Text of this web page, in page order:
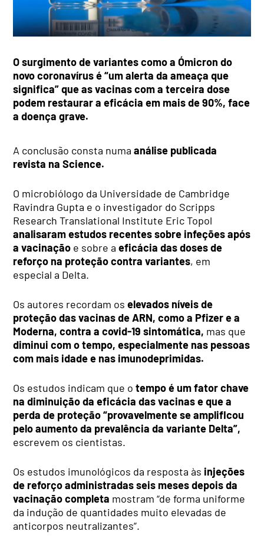
O surgimento de variantes como a Ómicron do
novo coronavírus é “um alerta da ameaça que
significa” que as vacinas com a terceira dose
podem restaurar a eficácia em mais de 90%, face
a doença grave.
A conclusão consta numaanálise publicada
revista na Science.
O microbiólogo da Universidade de Cambridge
Ravindra Gupta e o investigador do Scripps
Research Translational Institute Eric Topol
analisaram estudos recentes sobre infeções após
a vacinação e sobre aeficácia das doses de
reforço na proteção contra variantes, em
especial a Delta.
Os autores recordam oselevados níveis de
proteção das vacinas de ARN, como a Pfizer e a
Moderna, contra a covid-19 sintomática, mas que
diminui com o tempo, especialmente nas pessoas
com mais idade e nas imunodeprimidas.
Os estudos indicam que o tempo é um fator chave
na diminuição da eficácia das vacinas e que a
perda de proteção “provavelmente se amplifIcou
pelo aumento da prevalência da variante Delta”,
escrevem os cientistas.
Os estudos imunológicos da resposta às injeções
de reforço administradas seis meses depois da
vacinação completa mostram “de forma uniforme
da indução de quantidades muito elevadas de
anticorpos neutralizantes”.